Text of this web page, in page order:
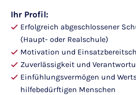
Ihr Profil:
Erfolgreich abgeschlossener
(Haupt- oder Realschule)
Motivation und
Zuverlässigkeit und
Einfühlungsvermögen und
hilfebedürftigen Menschen